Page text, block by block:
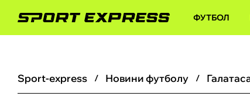
ФУТБОЛ
sport-express новини футболу